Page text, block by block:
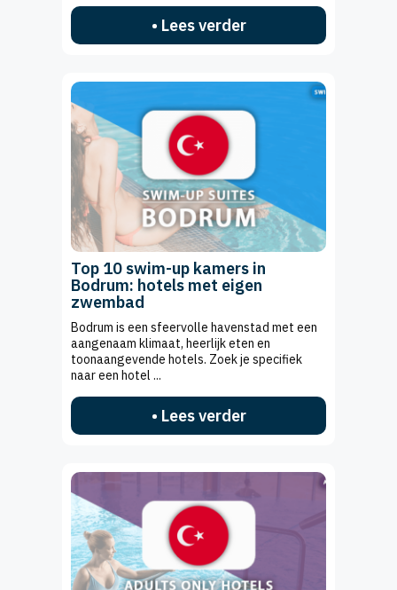
• Lees verder
Top 10 swim-up kamers in
Bodrum: hotels met eigen
zwembad
Bodrum is een sfeervolle havenstad met een
aangenaam klimaat, heerlijk eten en
toonaangevende hotels. Zoek je specifiek
naar een hotel ...
• Lees verder